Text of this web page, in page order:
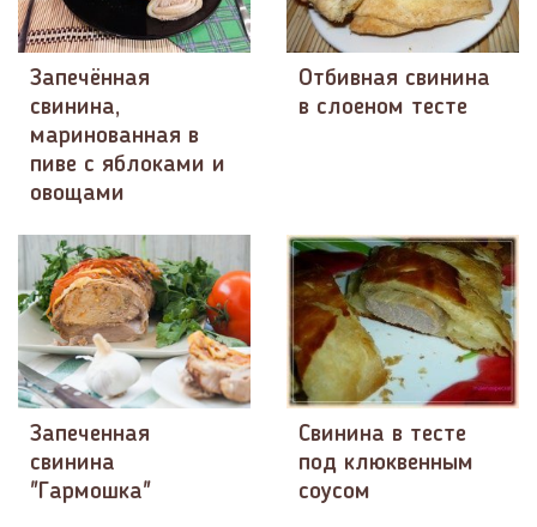
Запечённая
свинина,
маринованная в
пиве с яблоками и
овощами
Отбивная свинина
в слоеном тесте
Запеченная
свинина
"Гармошка"
Свинина в тесте
под клюквенным
соусом